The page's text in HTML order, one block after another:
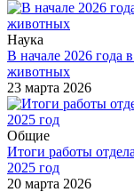
Наука
В начале 2026 года
животных
23 марта 2026
Общие
Итоги работы
2025 год
20 марта 2026